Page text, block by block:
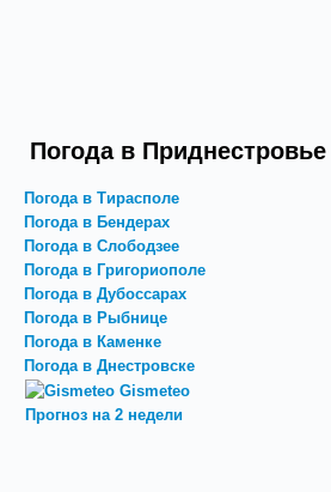
Погода в Приднестровье
Погода в Тирасполе
Погода в Бендерах
Погода в Слободзее
Погода в Григориополе
Погода в Дубоссарах
Погода в Рыбнице
Погода в Каменке
Погода в Днестровске
Gismeteo
Прогноз на 2 недели